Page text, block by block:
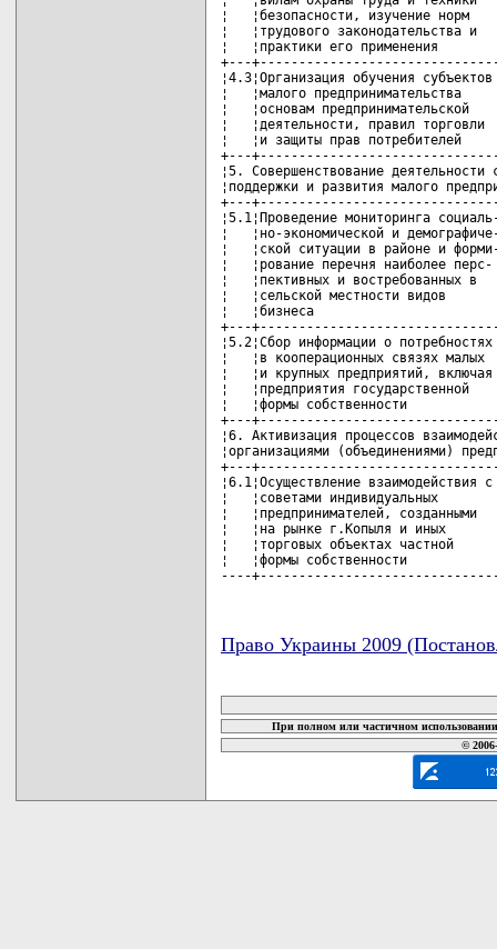
¦   ¦безопасности, изучение
¦   ¦трудового
¦   ¦практики его
+---
¦4.3¦Организация обучения
¦   ¦малого
¦   ¦основам
¦   ¦деятельности, правил
¦   ¦и защиты прав
+---
¦5. Совершенствование
¦поддержки и развития малого
+---
¦5.1¦Проведение мониторинга
¦   ¦но-экономической и
¦   ¦ской ситуации в районе и
¦   ¦рование перечня наиболее
¦   ¦пективных и востребованных
¦   ¦сельской местности видов
¦   ¦бизнеса
+---
¦5.2¦Сбор информации о
¦   ¦в кооперационных связях
¦   ¦и крупных предприятий,
¦   ¦предприятия
¦   ¦формы собственности
+---
¦6. Активизация процессов
¦организациями
+---
¦6.1¦Осуществление
¦   ¦советами индивидуальных
¦   ¦предпринимателей,
¦   ¦на рынке г.Копыля и
¦   ¦торговых объектах
¦   ¦формы собственности
----
Право Украины 2009
При полном или частичном
©